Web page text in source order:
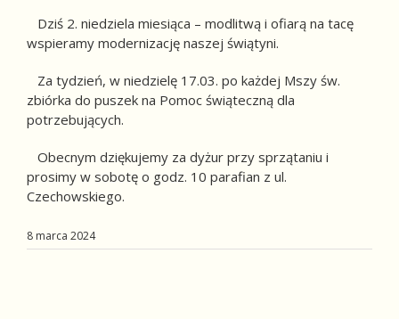
Dziś 2. niedziela miesiąca – modlitwą i ofiarą na tacę
wspieramy modernizację naszej świątyni.
Za tydzień, w niedzielę 17.03. po każdej Mszy św.
zbiórka do puszek na Pomoc świąteczną dla
potrzebujących.
Obecnym dziękujemy za dyżur przy sprzątaniu i
prosimy w sobotę o godz. 10 parafian z ul.
Czechowskiego.
8 marca 2024